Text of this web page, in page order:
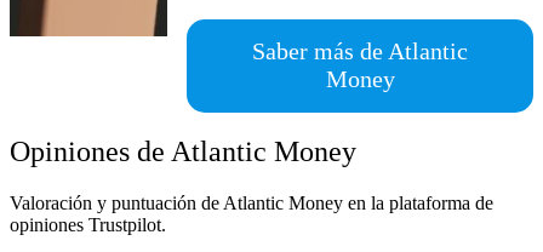
Saber más de Atlantic
Money
Opiniones de Atlantic Money
Valoración y puntuación de Atlantic Money en la plataforma de
opiniones Trustpilot.